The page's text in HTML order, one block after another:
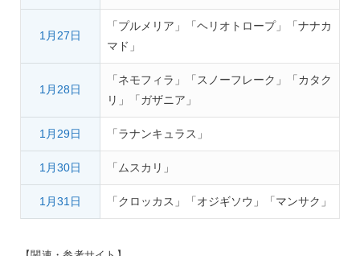
1月27日
「プルメリア」「ヘリオトロープ」「ナナカ
マド」
1月28日
「ネモフィラ」「スノーフレーク」「カタク
リ」「ガザニア」
1月29日 「ラナンキュラス」
1月30日 「ムスカリ」
1月31日 「クロッカス」「オジギソウ」「マンサク」